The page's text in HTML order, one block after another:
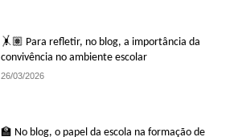
🤸🏽 Para refletir, no blog, a importância da
convivência no ambiente escolar
26/03/2026
🏫 No blog, o papel da escola na formação de